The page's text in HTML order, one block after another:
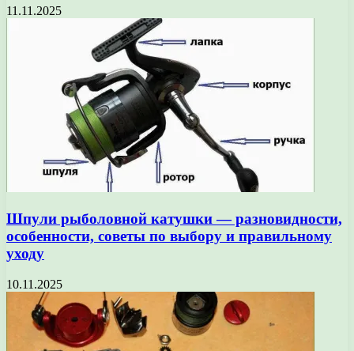
11.11.2025
Шпули рыболовной катушки — разновидности,
особенности, советы по выбору и правильному
уходу
10.11.2025